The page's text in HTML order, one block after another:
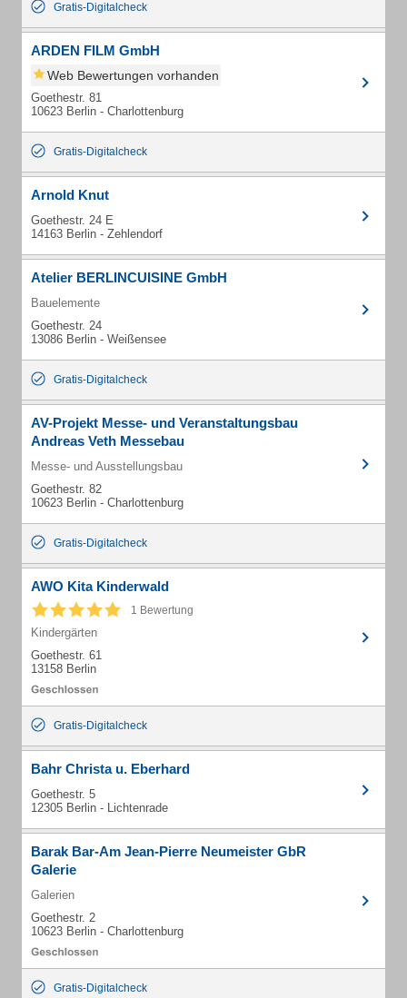
Gratis-Digitalcheck
ARDEN FILM GmbH
Web Bewertungen vorhanden
Goethestr. 81
10623 Berlin - Charlottenburg
Gratis-Digitalcheck
Arnold Knut
Goethestr. 24 E
14163 Berlin - Zehlendorf
Atelier BERLINCUISINE GmbH
Bauelemente
Goethestr. 24
13086 Berlin - Weißensee
Gratis-Digitalcheck
AV-Projekt Messe- und Veranstaltungsbau
Andreas Veth Messebau
Messe- und Ausstellungsbau
Goethestr. 82
10623 Berlin - Charlottenburg
Gratis-Digitalcheck
AWO Kita Kinderwald
1 Bewertung
Kindergärten
Goethestr. 61
13158 Berlin
Gratis-Digitalcheck
Bahr Christa u. Eberhard
Goethestr. 5
12305 Berlin - Lichtenrade
Barak Bar-Am Jean-Pierre Neumeister GbR
Galerie
Galerien
Goethestr. 2
10623 Berlin - Charlottenburg
Gratis-Digitalcheck